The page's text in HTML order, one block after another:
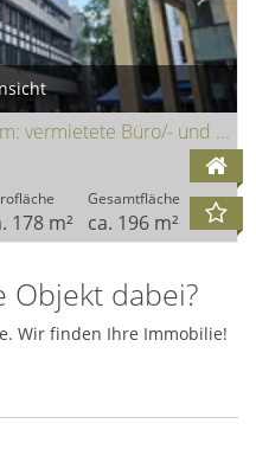
Kapitalanlage in Bonns Zentrum: vermietete Büro/- und Praxisflächen in der Fußgängerzone
178 m²
Gesamtfläche
ca. 196 m²
Objekt dabei?
Wir finden Ihre Immobilie!